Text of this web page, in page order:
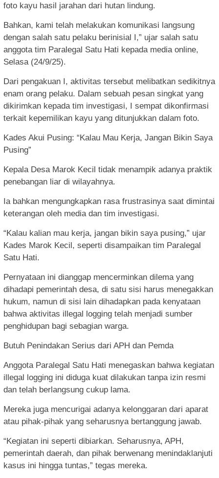
foto kayu hasil jarahan dari hutan lindung.
Bahkan, kami telah melakukan komunikasi langsung
dengan salah satu pelaku berinisial I,” ujar salah satu
anggota tim Paralegal Satu Hati kepada media online,
Selasa (24/9/25).
Dari pengakuan I, aktivitas tersebut melibatkan sedikitnya
enam orang pelaku. Dalam sebuah pesan singkat yang
dikirimkan kepada tim investigasi, I sempat dikonfirmasi
terkait kepemilikan kayu yang ditunjukkan dalam foto.
Kades Akui Pusing: “Kalau Mau Kerja, Jangan Bikin Saya
Pusing”
Kepala Desa Marok Kecil tidak menampik adanya praktik
penebangan liar di wilayahnya.
Ia bahkan mengungkapkan rasa frustrasinya saat dimintai
keterangan oleh media dan tim investigasi.
“Kalau kalian mau kerja, jangan bikin saya pusing,” ujar
Kades Marok Kecil, seperti disampaikan tim Paralegal
Satu Hati.
Pernyataan ini dianggap mencerminkan dilema yang
dihadapi pemerintah desa, di satu sisi harus menegakkan
hukum, namun di sisi lain dihadapkan pada kenyataan
bahwa aktivitas illegal logging telah menjadi sumber
penghidupan bagi sebagian warga.
Butuh Penindakan Serius dari APH dan Pemda
Anggota Paralegal Satu Hati menegaskan bahwa kegiatan
illegal logging ini diduga kuat dilakukan tanpa izin resmi
dan telah berlangsung cukup lama.
Mereka juga mencurigai adanya kelonggaran dari aparat
atau pihak-pihak yang seharusnya bertanggung jawab.
“Kegiatan ini seperti dibiarkan. Seharusnya, APH,
pemerintah daerah, dan pihak berwenang menindaklanjuti
kasus ini hingga tuntas,” tegas mereka.